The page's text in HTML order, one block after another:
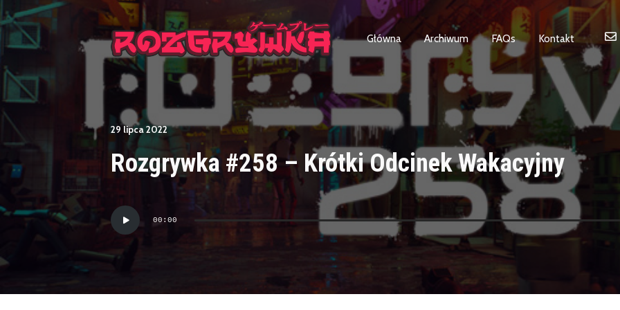
Główna Archiwum FAQs Kontakt
29 lipca 2022
Rozgrywka #258 – Krótki Odcinek Wakacyjny
Odtwarzacz
plików
00:00